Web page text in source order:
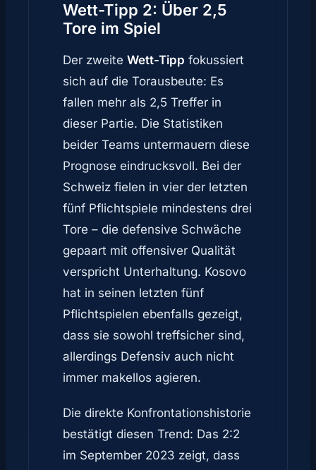
Wett-Tipp 2: Über 2,5
Tore im Spiel
Der zweite Wett-Tipp fokussiert
sich auf die Torausbeute: Es
fallen mehr als 2,5 Treffer in
dieser Partie. Die Statistiken
beider Teams untermauern diese
Prognose eindrucksvoll. Bei der
Schweiz fielen in vier der letzten
fünf Pflichtspiele mindestens drei
Tore – die defensive Schwäche
gepaart mit offensiver Qualität
verspricht Unterhaltung. Kosovo
hat in seinen letzten fünf
Pflichtspielen ebenfalls gezeigt,
dass sie sowohl treffsicher sind,
allerdings Defensiv auch nicht
immer makellos agieren.
Die direkte Konfrontationshistorie
bestätigt diesen Trend: Das 2:2
im September 2023 zeigt, dass